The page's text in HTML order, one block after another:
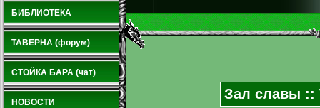
БИБЛИОТЕКА
ТАВЕРНА (форум)
СТОЙКА БАРА (чат)
НОВОСТИ
Зал славы ::